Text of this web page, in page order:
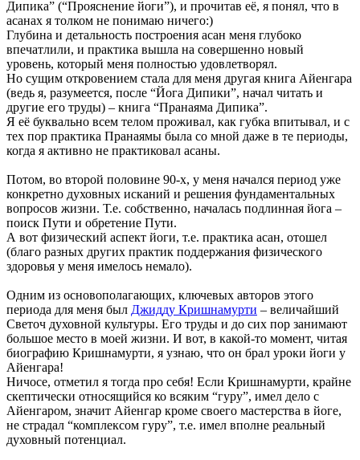
Дипика” (“Прояснение йоги”), и прочитав её, я понял, что в
асанах я толком не понимаю ничего:)
Глубина и детальность построения асан меня глубоко
впечатлили, и практика вышла на совершенно новый
уровень, который меня полностью удовлетворял.
Но сущим откровением стала для меня другая книга Айенгара
(ведь я, разумеется, после “Йога Дипики”, начал читать и
другие его труды) – книга “Пранаяма Дипика”.
Я её буквально всем телом проживал, как губка впитывал, и с
тех пор практика Пранаямы была со мной даже в те периоды,
когда я активно не практиковал асаны.
Потом, во второй половине 90-х, у меня начался период уже
конкретно духовных исканий и решения фундаментальных
вопросов жизни. Т.е. собственно, началась подлинная йога –
поиск Пути и обретение Пути.
А вот физический аспект йоги, т.е. практика асан, отошел
(благо разных других практик поддержания физического
здоровья у меня имелось немало).
Одним из основополагающих, ключевых авторов этого
периода для меня был Джидду Кришнамурти – величайший
Светоч духовной культуры. Его труды и до сих пор занимают
большое место в моей жизни. И вот, в какой-то момент, читая
биографию Кришнамурти, я узнаю, что он брал уроки йоги у
Айенгара!
Ничосе, отметил я тогда про себя! Если Кришнамурти, крайне
скептически относящийся ко всяким “гуру”, имел дело с
Айенгаром, значит Айенгар кроме своего мастерства в йоге,
не страдал “комплексом гуру”, т.е. имел вполне реальный
духовный потенциал.